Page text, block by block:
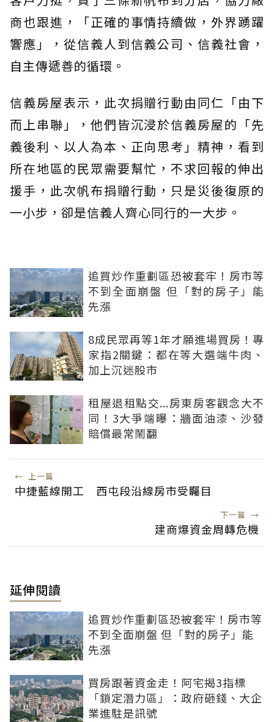
商也跟進，「正確的事情持續做，外界踴躍
響應」，從信義人到信義公司、信義社會，
自主傳遞善的循環。
信義房屋表示，此次捐贈行動由同仁「由下
而上串聯」，他們皆沉浸於信義房屋的「先
義後利、以人為本、正向思考」精神，看到
所在地區的民眾需要幫忙，不求回報的伸出
援手，此次帆布捐贈行動，只是災後復原的
一小步，卻是信義人齊心同行的一大步。
追買炒作重劃區恐被套牢！房市等
不到全面崩盤 但「對的房子」能
先漲
8成民眾再等1年才願進場買房！專
家指2關鍵：都在等大選端牛肉、
加上沉迷股市
租屋退租點交...房東房客觀念大不
同！3大爭端曝：牆面油漆、沙發
賠償最常鬧翻
← 上一篇
中捷藍線開工 西屯段沿線房市受矚目
下一篇 →
建商爆資金周轉危機
延伸閱讀
追買炒作重劃區恐被套牢！房市等
不到全面崩盤 但「對的房子」能
先漲
買房跟著資金走！阿宅揭3指標
「鎖定潛力區」：政府砸錢、大企
業進駐是訊號